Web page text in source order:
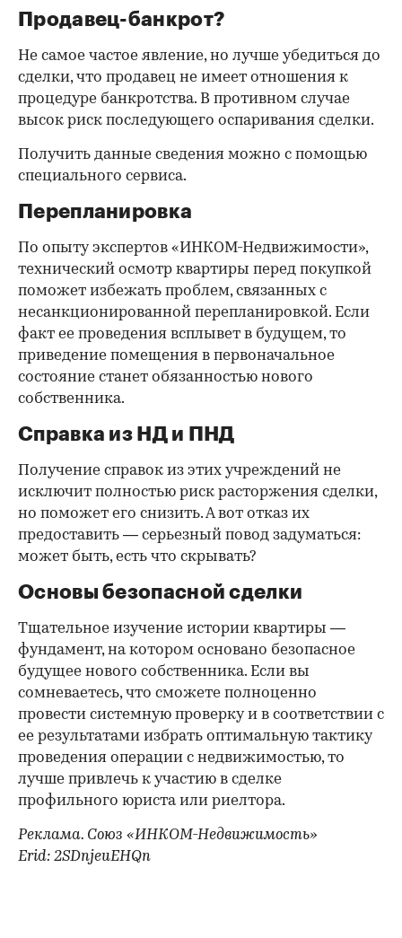
Продавец-банкрот?
Не самое частое явление, но лучше убедиться до
сделки, что продавец не имеет отношения к
процедуре банкротства. В противном случае
высок риск последующего оспаривания сделки.
Получить данные сведения можно с помощью
специального сервиса.
Перепланировка
По опыту экспертов «ИНКОМ-Недвижимости»,
технический осмотр квартиры перед покупкой
поможет избежать проблем, связанных с
несанкционированной перепланировкой. Если
факт ее проведения всплывет в будущем, то
приведение помещения в первоначальное
состояние станет обязанностью нового
собственника.
Справка из НД и ПНД
Получение справок из этих учреждений не
исключит полностью риск расторжения сделки,
но поможет его снизить. А вот отказ их
предоставить — серьезный повод задуматься:
может быть, есть что скрывать?
Основы безопасной сделки
Тщательное изучение истории квартиры —
фундамент, на котором основано безопасное
будущее нового собственника. Если вы
сомневаетесь, что сможете полноценно
провести системную проверку и в соответствии с
ее результатами избрать оптимальную тактику
проведения операции с недвижимостью, то
лучше привлечь к участию в сделке
профильного юриста или риелтора.
Реклама. Союз «ИНКОМ-Недвижимость»
Erid: 2SDnjeuEHQn